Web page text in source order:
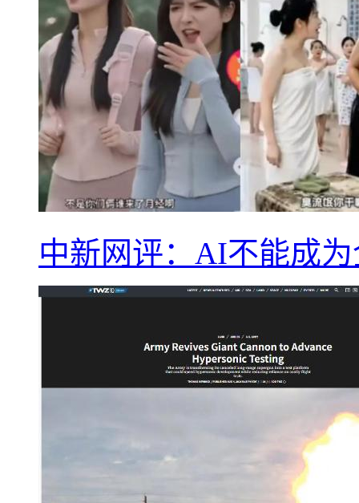
中新网评：AI不能成